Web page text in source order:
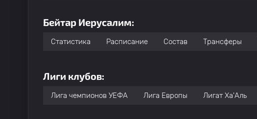
Бейтар Иерусалим:
Статистика Расписание Состав Трансферы
Лиги клубов:
Лига чемпионов УЕФА Лига Европы Лигат Ха'Аль